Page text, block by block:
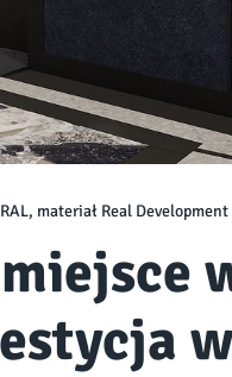
materiał Real Development